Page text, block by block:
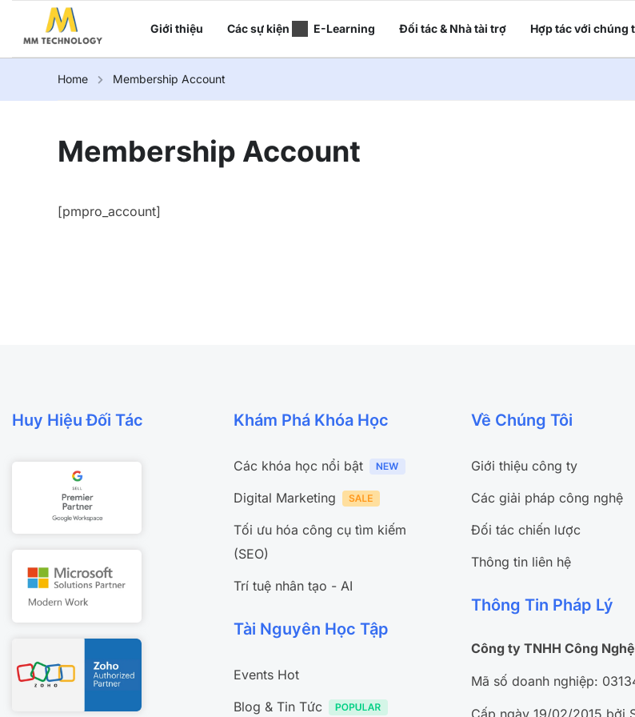
Giới thiệu Các sự kiện E-Learning Đối tác & Nhà tài trợ Hợp tác với chúng
Home Membership Account
Membership Account
[pmpro_account]
Huy Hiệu Đối Tác Khám Phá Khóa Học
Các khóa học nổi bật
Digital Marketing
Tối ưu hóa công cụ tìm kiếm
(SEO)
Trí tuệ nhân tạo - AI
Tài Nguyên Học Tập
Events Hot
Blog & Tin Tức
Về Chúng Tôi
Giới thiệu công ty
Các giải pháp công nghệ
Đối tác chiến lược
Thông tin liên hệ
Thông Tin Pháp Lý
Công ty TNHH Công
Mã số doanh nghiệp:
Cấp ngày 19/02/2015 bởi